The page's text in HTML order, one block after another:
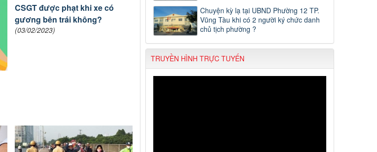
CSGT được phạt khi xe có
gương bên trái không?
(03/02/2023)
Chuyện kỳ lạ tại UBND Phường 12 TP.
Vũng Tàu khi có 2 người ký chức danh
chủ tịch phường ?
TRUYỀN HÌNH TRỰC TUYẾN